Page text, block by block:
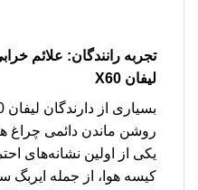
تجربه رانندگان: علائم
لیفان X60
روشن ماندن دائمی چراغ
یکی از اولین نشانه‌های
کیسه هوا، از جمله